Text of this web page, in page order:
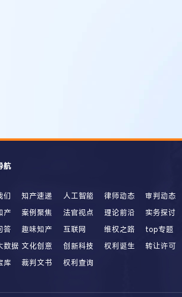
航
们 知产速递 人工智能 律师动态
审判动态
产
案例聚焦 法官视点 理论前沿
实务探讨
答
趣味知产 互联网 维权之路
top专题
数据 文化创意 创新科技 权利诞生
转让许可
库
裁判文书 权利查询